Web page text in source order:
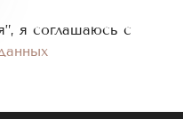
я соглашаюсь с